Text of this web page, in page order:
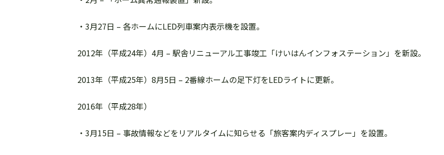
・3月27日 – 各ホームにLED列車案内表示機を設置。
2012年（平成24年）4月 – 駅舎リニューアル工事竣工「けいはんインフォステーション」を新設。
2013年（平成25年）8月5日 – 2番線ホームの足下灯をLEDライトに更新。
2016年（平成28年）
・3月15日 – 事故情報などをリアルタイムに知らせる「旅客案内ディスプレー」を設置。